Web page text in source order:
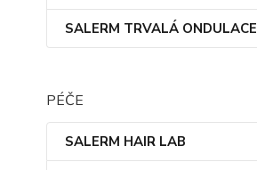
SALERM TRVALÁ ONDULACE
PÉČE
SALERM HAIR LAB